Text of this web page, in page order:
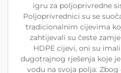
igru za poljoprivredne
Poljoprivrednici su se
tradicionalnim cijevima
zahtijevali su česte
HDPE cijevi, oni su
dugotrajnog rješenja koje
vodu na svoja polja.